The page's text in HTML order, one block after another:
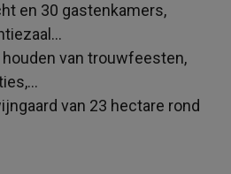
en 30 gastenkamers,
van trouwfeesten,
van 23 hectare rond